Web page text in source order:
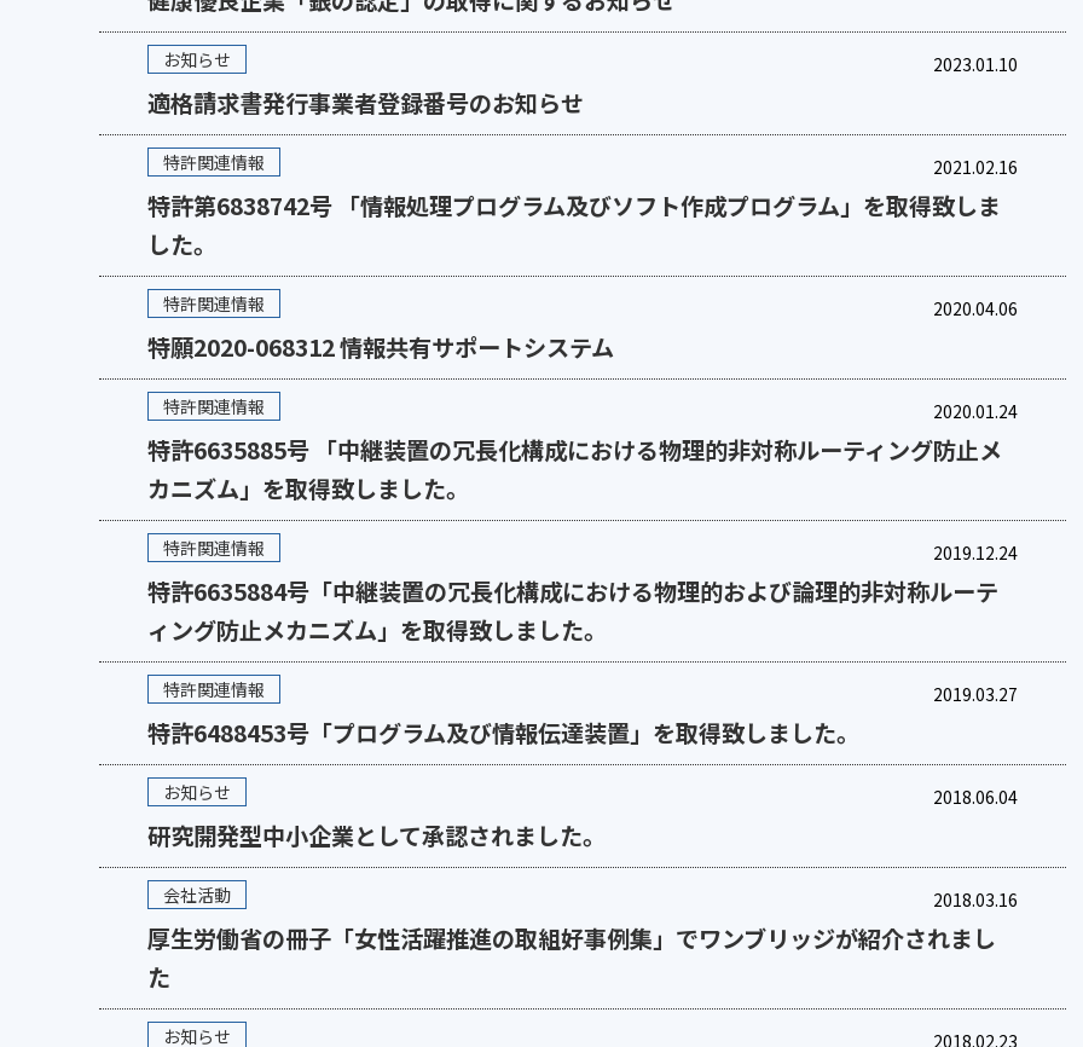
お知らせ 2023.01.10
適格請求書発行事業者登録番号のお知らせ
特許関連情報 2021.02.16
特許第6838742号 「情報処理プログラム及びソフト作成プログラム」を取得致しま
した。
特許関連情報 2020.04.06
特願2020-068312 情報共有サポートシステム
特許関連情報 2020.01.24
特許6635885号 「中継装置の冗長化構成における物理的非対称ルーティング防止メ
カニズム」を取得致しました。
特許関連情報 2019.12.24
特許6635884号「中継装置の冗長化構成における物理的および論理的非対称ルーテ
ィング防止メカニズム」を取得致しました。
特許関連情報 2019.03.27
特許6488453号「プログラム及び情報伝達装置」を取得致しました。
お知らせ 2018.06.04
研究開発型中小企業として承認されました。
会社活動 2018.03.16
厚生労働省の冊子「女性活躍推進の取組好事例集」でワンブリッジが紹介されまし
た
お知らせ 2018.02.23